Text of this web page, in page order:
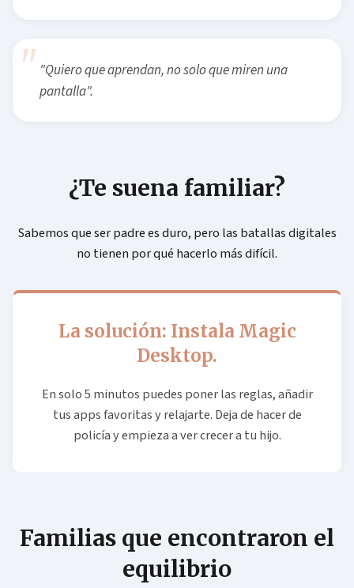
"Quiero que aprendan, no solo que miren una
pantalla".
¿Te suena familiar?
Sabemos que ser padre es duro, pero las batallas digitales
no tienen por qué hacerlo más difícil.
La solución: Instala Magic
Desktop.
En solo 5 minutos puedes poner las reglas, añadir
tus apps favoritas y relajarte. Deja de hacer de
policía y empieza a ver crecer a tu hijo.
Familias que encontraron el
equilibrio